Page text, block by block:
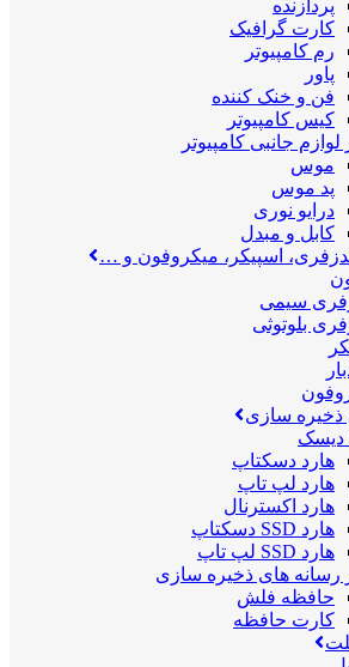
پردازنده
کارت گرافیک
رم کامپیوتر
پاور
فن و خنک کننده
کیس کامپیوتر
لوازم جانبی کامپیوتر
موس
پد موس
درایو نوری
کابل و مبدل
اسپیکر، میکروفون و …
سیمی
بلوتوثی
ذخیره سازی
دیسک
هارد دسکتاپ
هارد لپ تاپ
هارد اکسترنال
هارد SSD دسکتاپ
هارد SSD لپ تاپ
رسانه های ذخیره سازی
حافظه فلش
کارت حافظه